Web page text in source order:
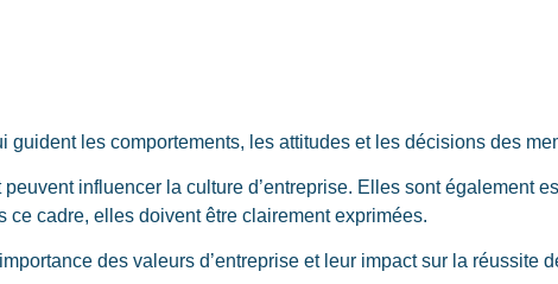
guident les comportements, les attitudes et les décisions des
influencer la culture d’entreprise. Elles sont également
cadre, elles doivent être clairement exprimées.
des valeurs d’entreprise et leur impact sur la réussite